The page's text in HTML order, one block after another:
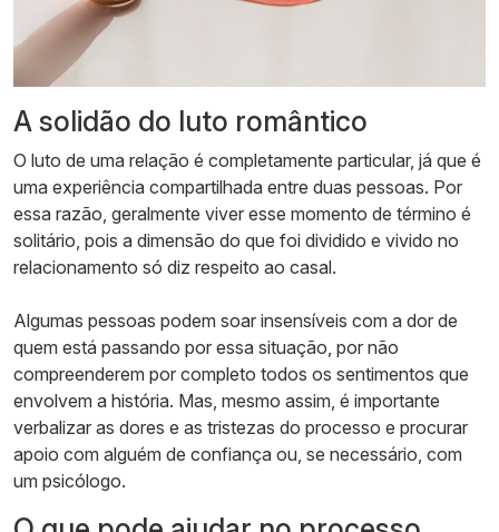
A solidão do luto romântico
O luto de uma relação é completamente particular, já que é
uma experiência compartilhada entre duas pessoas. Por
essa razão, geralmente viver esse momento de término é
solitário, pois a dimensão do que foi dividido e vivido no
relacionamento só diz respeito ao casal.
Algumas pessoas podem soar insensíveis com a dor de
quem está passando por essa situação, por não
compreenderem por completo todos os sentimentos que
envolvem a história. Mas, mesmo assim, é importante
verbalizar as dores e as tristezas do processo e procurar
apoio com alguém de confiança ou, se necessário, com
um psicólogo.